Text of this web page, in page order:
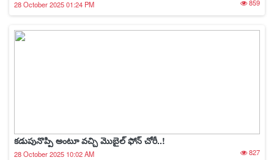
28 October 2025 01:24 PM 859
కడుపునొప్పి అంటూ వచ్చి మొబైల్ ఫోన్ చోరీ..!
28 October 2025 10:02 AM 827